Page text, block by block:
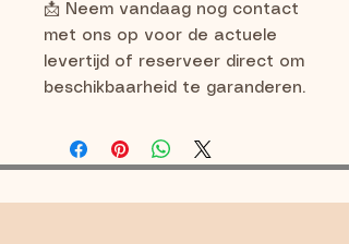
📩 Neem vandaag nog contact
met ons op voor de actuele
levertijd of reserveer direct om
beschikbaarheid te garanderen.